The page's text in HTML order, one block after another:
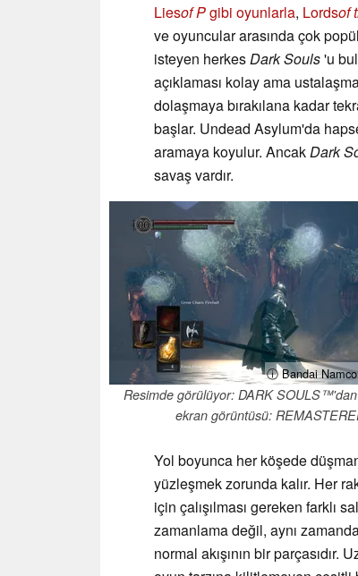
Liesof Pgibi oyunlarla, Lordsof
ve oyuncular arasında çok
isteyen herkesDark Souls'u
açıklaması kolay ama
dolaşmaya bırakılana kadar
başlar. Undead Asylum'da
aramaya koyulur. AncakDark
savaş vardır.
ⓘ Bandai
Resimde görülüyor: DARK SOULS™'dan
ekran görüntüsü:
Yol boyunca her köşede
yüzleşmek zorunda kalır. Her
için çalışılması gereken farklı
zamanlama değil, aynı
normal akışının bir